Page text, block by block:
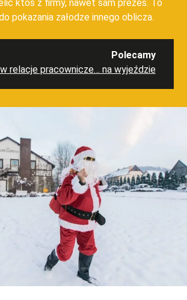
ktoś z firmy, nawet sam prezes. To
pokazania załodze innego oblicza.
Polecamy
relacje pracownicze… na wyjeździe